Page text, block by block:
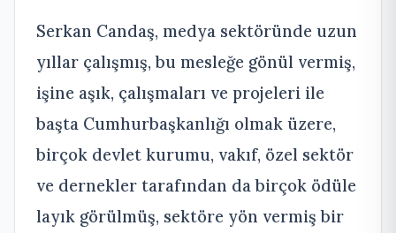
Serkan Candaş, medya sektöründe uzun
yıllar çalışmış, bu mesleğe gönül vermiş,
işine aşık, çalışmaları ve projeleri ile
başta Cumhurbaşkanlığı olmak üzere,
birçok devlet kurumu, vakıf, özel sektör
ve dernekler tarafından da birçok ödüle
layık görülmüş, sektöre yön vermiş bir